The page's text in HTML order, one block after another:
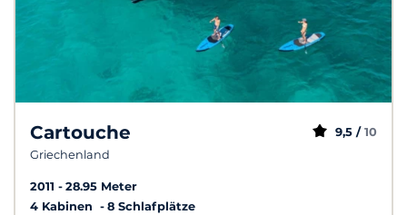
Cartouche
Griechenland
9,5 / 10
2011
28.95 Meter
4 Kabinen
8 Schlafplätze